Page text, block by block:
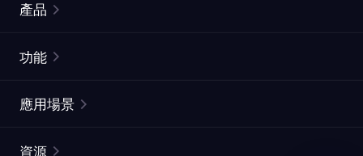
產品
靜態住宅代理
功能
ISP代理
應用場景
資源